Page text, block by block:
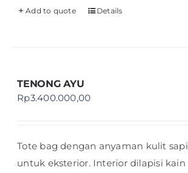
Add to quote Details
TENONG AYU
Rp3.400.000,00
Tote bag dengan anyaman kulit sapi
untuk eksterior. Interior dilapisi kain